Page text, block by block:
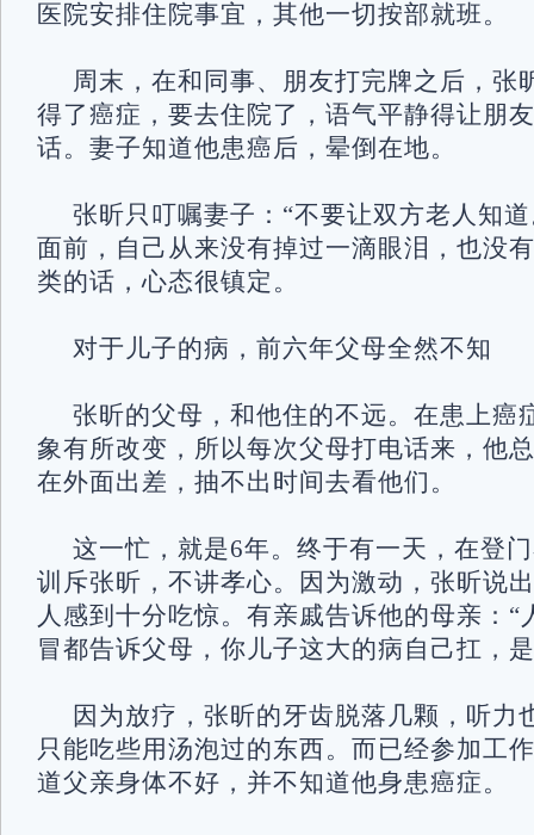
医院安排住院事宜，其他一切按部就班。
周末，在和同事、朋友打完牌之后，张
得了癌症，要去住院了，语气平静得让朋
话。妻子知道他患癌后，晕倒在地。
张昕只叮嘱妻子：“不要让双方老人知
面前，自己从来没有掉过一滴眼泪，也没
类的话，心态很镇定。
对于儿子的病，前六年父母全然不知
张昕的父母，和他住的不远。在患上癌
象有所改变，所以每次父母打电话来，他
在外面出差，抽不出时间去看他们。
这一忙，就是6年。终于有一天，在登
训斥张昕，不讲孝心。因为激动，张昕说
人感到十分吃惊。有亲戚告诉他的母亲：“
冒都告诉父母，你儿子这大的病自己扛，
因为放疗，张昕的牙齿脱落几颗，听力
只能吃些用汤泡过的东西。而已经参加工
道父亲身体不好，并不知道他身患癌症。